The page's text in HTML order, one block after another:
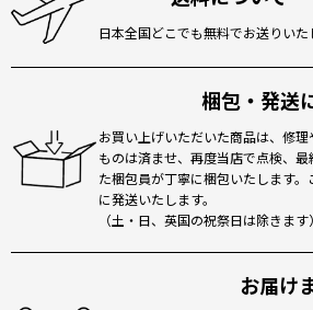
日本全国どこでも無料でお送りいた
梱包・発送
お買い上げいただいた商品は、修
ものは済ませ、再度当店で点検、
た梱包員が丁寧に梱包いたします
に発送いたします。
（土・日、英国の祝祭日は除きます）
お届け